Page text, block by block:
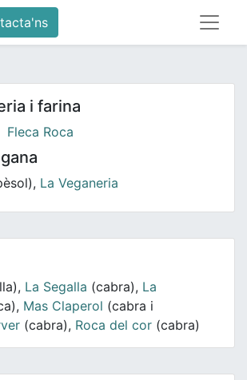
i farina
Fleca Roca
La Veganeria
La Segalla (cabra), La
Mas Claperol (cabra i
(cabra), Roca del cor (cabra)